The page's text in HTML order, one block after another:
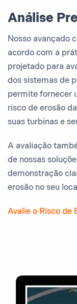
Análise
Nosso avançado
acordo com a
projetado para
dos sistemas de
permite fornecer
risco de erosão
suas turbinas e
A avaliação
de nossas
demonstração
erosão no seu
Avalie o Risco de